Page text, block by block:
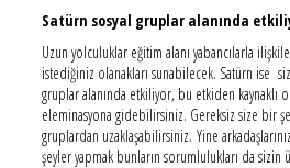
Satürn sosyal gruplar alanında
Uzun yolculuklar eğitim alanı yabancılarla
istediğiniz olanakları sunabilecek. Satürn ise
gruplar alanında etkiliyor, bu etkiden kaynaklı
eleminasyona gidebilirsiniz. Gereksiz size bir
gruplardan uzaklaşabilirsiniz. Yine
şeyler yapmak bunların sorumlulukları da